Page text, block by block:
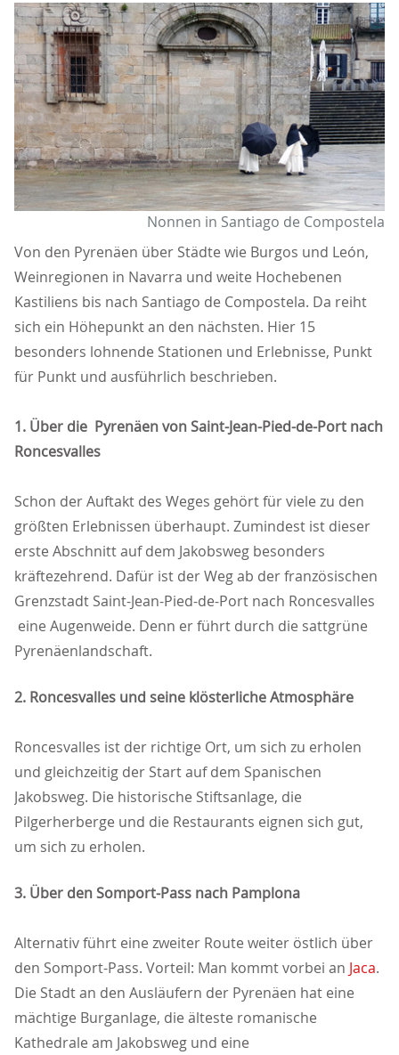
Nonnen in Santiago de Compostela
Von den Pyrenäen über Städte wie Burgos und León,
Weinregionen in Navarra und weite Hochebenen
Kastiliens bis nach Santiago de Compostela. Da reiht
sich ein Höhepunkt an den nächsten. Hier 15
besonders lohnende Stationen und Erlebnisse, Punkt
für Punkt und ausführlich beschrieben.
1. Über die Pyrenäen von Saint-Jean-Pied-de-Port nach
Roncesvalles
Schon der Auftakt des Weges gehört für viele zu den
größten Erlebnissen überhaupt. Zumindest ist dieser
erste Abschnitt auf dem Jakobsweg besonders
kräftezehrend. Dafür ist der Weg ab der französischen
Grenzstadt Saint-Jean-Pied-de-Port nach Roncesvalles
eine Augenweide. Denn er führt durch die sattgrüne
Pyrenäenlandschaft.
2. Roncesvalles und seine klösterliche Atmosphäre
Roncesvalles ist der richtige Ort, um sich zu erholen
und gleichzeitig der Start auf dem Spanischen
Jakobsweg. Die historische Stiftsanlage, die
Pilgerherberge und die Restaurants eignen sich gut,
um sich zu erholen.
3. Über den Somport-Pass nach Pamplona
Alternativ führt eine zweiter Route weiter östlich über
den Somport-Pass. Vorteil: Man kommt vorbei an Jaca.
Die Stadt an den Ausläufern der Pyrenäen hat eine
mächtige Burganlage, die älteste romanische
Kathedrale am Jakobsweg und eine